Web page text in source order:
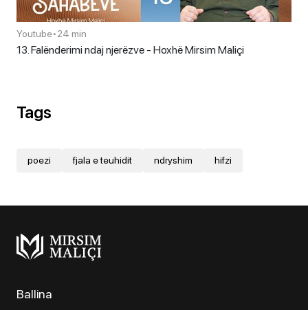
Youtube•24 min
13. Falënderimi ndaj njerëzve - Hoxhë Mirsim Maliçi
Tags
poezi fjala e teuhidit ndryshim hifzi
Ballina